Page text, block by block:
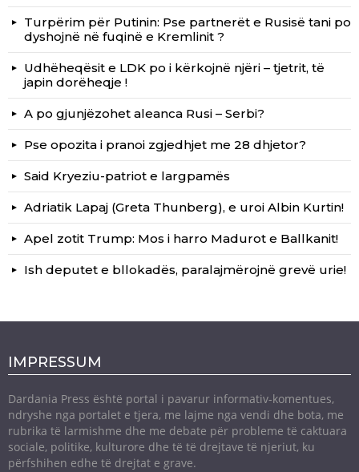
Turpërim për Putinin: Pse partnerët e Rusisë tani po
dyshojnë në fuqinë e Kremlinit ?
Udhëheqësit e LDK po i kërkojnë njëri – tjetrit, të
japin dorëheqje !
A po gjunjëzohet aleanca Rusi – Serbi?
Pse opozita i pranoi zgjedhjet me 28 dhjetor?
Said Kryeziu-patriot e largpamës
Adriatik Lapaj (Greta Thunberg), e uroi Albin Kurtin!
Apel zotit Trump: Mos i harro Madurot e Ballkanit!
Ish deputet e bllokadës, paralajmërojnë grevë urie!
IMPRESSUM
Dardania Press është portal i pavarur informativ-komentues,
ndryshe nga portalet e tjera, me lajme nga vendi dhe bota, me
rubrika të larmishme dhe me debate për probleme të caktuara
sociale, politike, kulturore dhe të të drejtave të njeriut, ku
përfshihen edhe të drejtat e grave.